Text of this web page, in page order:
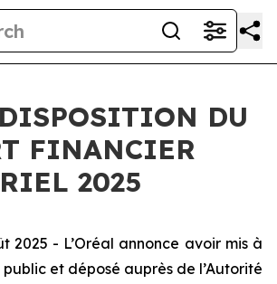
DU
FINANCIER
2025
2025 - L’Oréal annonce avoir mis à
et déposé auprès de l’Autorité